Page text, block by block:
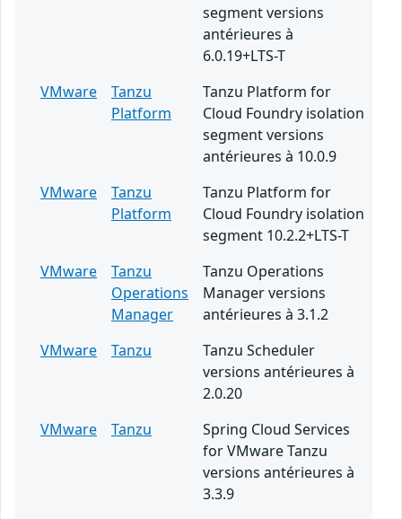
segment versions
antérieures à
6.0.19+LTS-T
VMware
Tanzu
Platform
Tanzu Platform for
Cloud Foundry isolation
segment versions
antérieures à 10.0.9
VMware
Tanzu
Platform
Tanzu Platform for
Cloud Foundry isolation
segment 10.2.2+LTS-T
VMware
Tanzu
Operations
Manager
Tanzu Operations
Manager versions
antérieures à 3.1.2
VMware
Tanzu
Tanzu Scheduler
versions antérieures à
2.0.20
VMware
Tanzu
Spring Cloud Services
for VMware Tanzu
versions antérieures à
3.3.9